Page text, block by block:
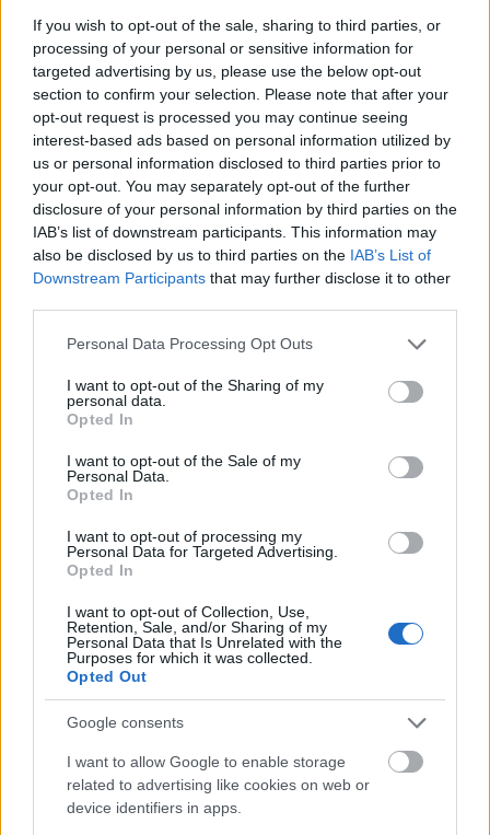
If you wish to opt-out of the sale, sharing to third parties, or
processing of your personal or sensitive information for
targeted advertising by us, please use the below opt-out
section to confirm your selection. Please note that after your
opt-out request is processed you may continue seeing
interest-based ads based on personal information utilized by
us or personal information disclosed to third parties prior to
your opt-out. You may separately opt-out of the further
disclosure of your personal information by third parties on the
IAB’s list of downstream participants. This information may
also be disclosed by us to third parties on the IAB’s List of
Downstream Participants that may further disclose it to other
Please note that this website/app uses one or more Google
not limited to your visit or usage behaviour. You may click to
grant or deny consent to Google and its third-party tags to
use your data for below specified purposes in below Google
consent section.
Personal Data Processing Opt Outs
I want to opt-out of the Sharing of my
personal data.
Opted In
I want to opt-out of the Sale of my
Personal Data.
Opted In
I want to opt-out of processing my
Personal Data for Targeted Advertising.
Opted In
I want to opt-out of Collection, Use,
Retention, Sale, and/or Sharing of my
Personal Data that Is Unrelated with the
Purposes for which it was collected.
Opted Out
Google consents
I want to allow Google to enable storage
related to advertising like cookies on web or
device identifiers in apps.
se onnistui hyvin. Ekan kiekan jälkeen
Koutaniemen Mikko lähti mukaan ja Mikon
kanssa oli hyvä painella loput 10km
vetovuoroja välillä vaihdellen, kommentoi
Simula Hevoskuurille kilpailun jälkeen.
Muista suomalaisista Heikki Palosaari oli 21. ja
Mikko Koutaniemi seuraavalla sijalla 22.
Lopulta kilpailuun starttasi yli 200
ilmoittautuneesta 161 ja olipa mukana myös
kaksi hiihtäjää Brasiliastakin.
Skandinavia-cup
Nes, Akershus – 20. tammikuuta 2012
Miehet – 15 km vapaa
1. Fredrik Karlsson, Sverige 33:48,6
2. Finn Hågen Krogh, Norge 33:59,3
3. Didrik Tønseth, Norge 34:04,8
4. Per Kristian Nygård, Norge 34:15,4
5. Arne Post, Norge 34:18,2
6. John Kristian Dahl, Norge 34:20,0
>> Tulokset kokonaisuudessaan